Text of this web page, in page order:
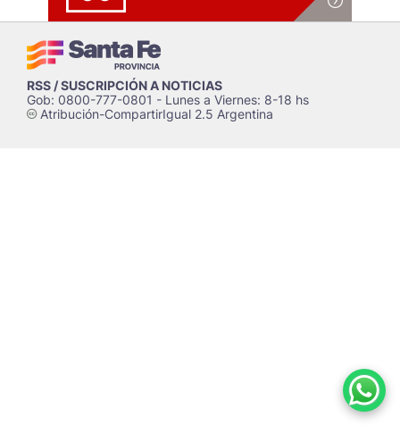
RSS / SUSCRIPCIÓN A NOTICIAS
Gob: 0800-777-0801 - Lunes a Viernes: 8-18 hs
cAtribución-CompartirIgual 2.5 Argentina